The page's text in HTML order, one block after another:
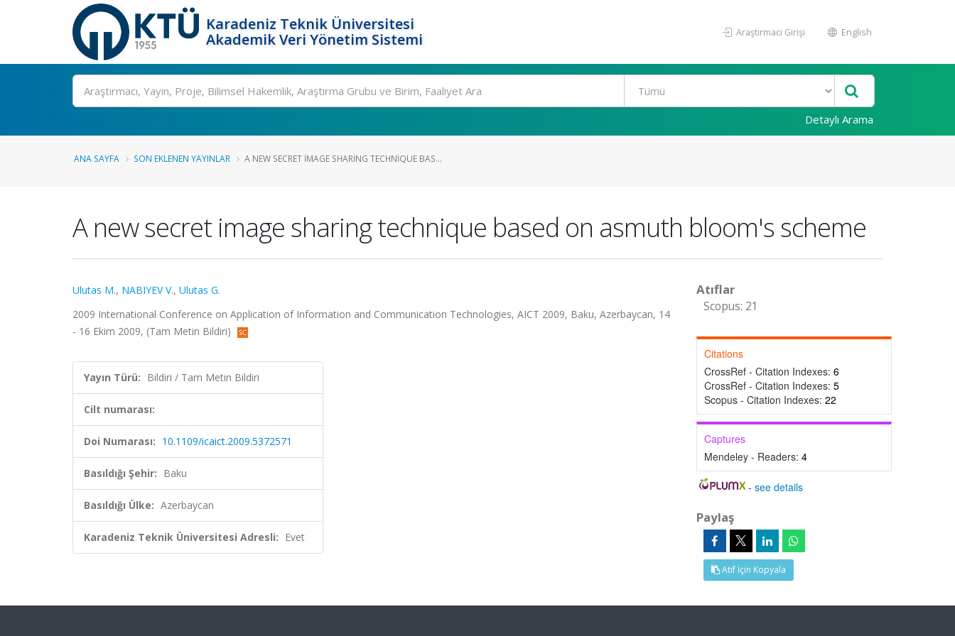
Karadeniz Teknik Üniversitesi
Akademik Veri Yönetim Sistemi
Araştırmacı Girişi English
Ara
Detaylı Arama
ANA SAYFA SON EKLENEN YAYINLAR A NEW SECRET IMAGE SHARING TECHNIQUE BAS...
A new secret image sharing technique based on asmuth bloom's scheme
Ulutas M., NABIYEV V., Ulutas G.
2009 International Conference on Application of Information and Communication Technologies, AICT 2009, Baku, Azerbaycan, 14
- 16 Ekim 2009, (Tam Metin Bildiri)
Yayın Türü: Bildiri / Tam Metin Bildiri
Cilt numarası:
Doi Numarası: 10.1109/icaict.2009.5372571
Basıldığı Şehir: Baku
Basıldığı Ülke: Azerbaycan
Karadeniz Teknik Üniversitesi Adresli: Evet
Atıflar
Scopus: 21
Citations
CrossRef - Citation Indexes: 6
CrossRef - Citation Indexes: 5
Scopus - Citation Indexes: 22
Captures
Mendeley - Readers: 4
-see details
Paylaş
Atıf İçin Kopyala